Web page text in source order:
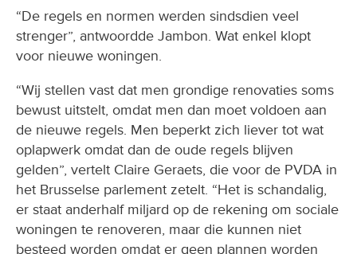
“De regels en normen werden sindsdien veel
strenger”, antwoordde Jambon. Wat enkel klopt
voor nieuwe woningen.
“Wij stellen vast dat men grondige renovaties soms
bewust uitstelt, omdat men dan moet voldoen aan
de nieuwe regels. Men beperkt zich liever tot wat
oplapwerk omdat dan de oude regels blijven
gelden”, vertelt Claire Geraets, die voor de PVDA in
het Brusselse parlement zetelt. “Het is schandalig,
er staat anderhalf miljard op de rekening om sociale
woningen te renoveren, maar die kunnen niet
besteed worden omdat er geen plannen worden